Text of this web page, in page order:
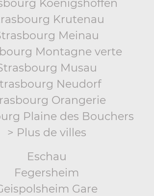
Koenigshoffen
Krutenau
Meinau
Montagne verte
Musau
Neudorf
Orangerie
Plaine des Bouchers
> Plus de villes
Eschau
Fegersheim
Gare